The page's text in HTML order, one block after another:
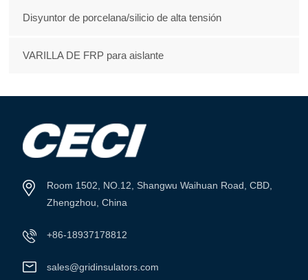
Disyuntor de porcelana/silicio de alta tensión
VARILLA DE FRP para aislante
Room 1502, NO.12, Shangwu Waihuan Road, CBD,
Zhengzhou, China
+86-18937178812
sales@gridinsulators.com